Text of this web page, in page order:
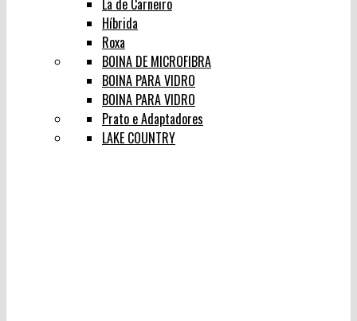
Lã de Carneiro
Híbrida
Roxa
BOINA DE MICROFIBRA
BOINA PARA VIDRO
BOINA PARA VIDRO
Prato e Adaptadores
LAKE COUNTRY